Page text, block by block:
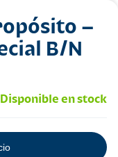
–
B/N
Disponible en stock